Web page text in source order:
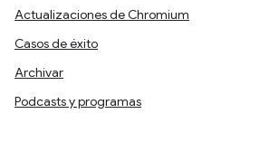
Actualizaciones de Chromium
Casos de éxito
Archivar
Podcasts y programas